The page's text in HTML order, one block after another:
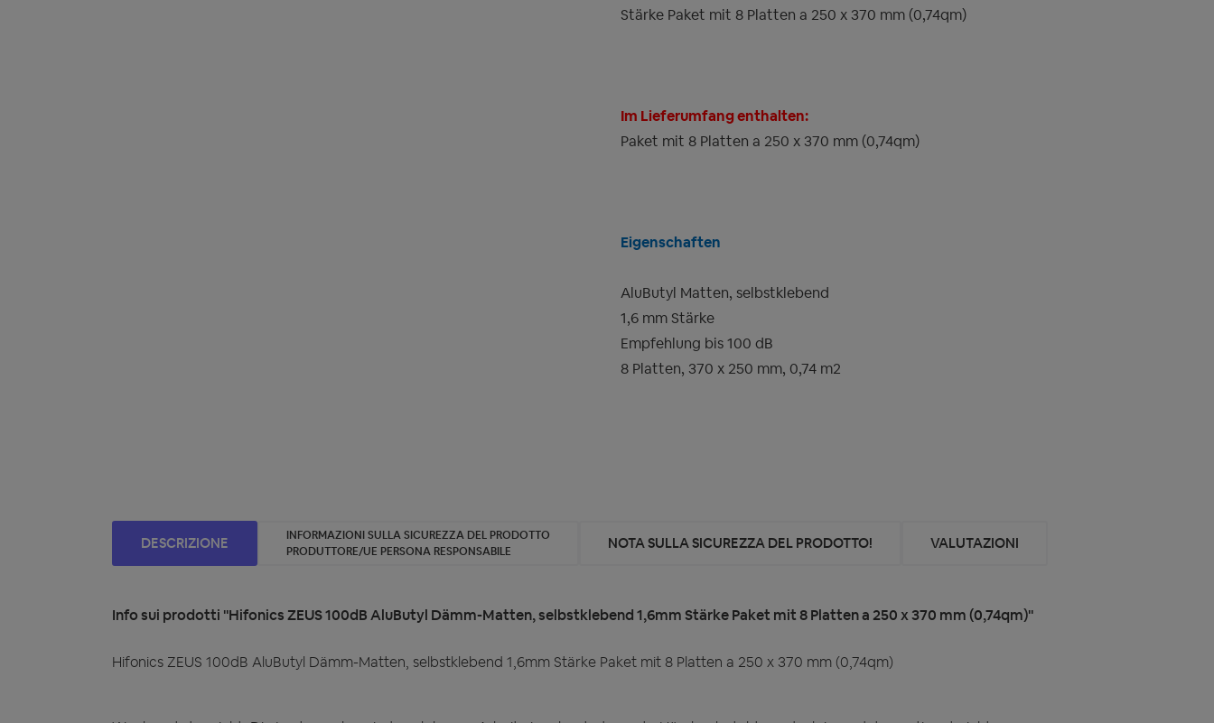
Stärke Paket mit 8 Platten a 250 x 370 mm (0,74qm)
Im Lieferumfang enthalten:
Paket mit 8 Platten a 250 x 370 mm (0,74qm)
Eigenschaften
AluButyl Matten, selbstklebend
1,6 mm Stärke
Empfehlung bis 100 dB
8 Platten, 370 x 250 mm, 0,74 m2
DESCRIZIONE
INFORMAZIONI SULLA SICUREZZA DEL PRODOTTO
PRODUTTORE/UE PERSONA RESPONSABILE
NOTA SULLA SICUREZZA DEL PRODOTTO! VALUTAZIONI
Info sui prodotti "Hifonics ZEUS 100dB AluButyl Dämm-Matten, selbstklebend 1,6mm Stärke Paket mit 8 Platten a 250 x 370 mm (0,74qm)"
Hifonics ZEUS 100dB AluButyl Dämm-Matten, selbstklebend 1,6mm Stärke Paket mit 8 Platten a 250 x 370 mm (0,74qm)